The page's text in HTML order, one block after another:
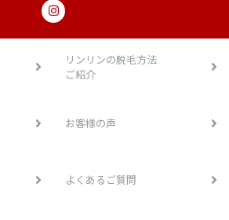
リンリンの脱毛方法
ご紹介
お客様の声
よくあるご質問